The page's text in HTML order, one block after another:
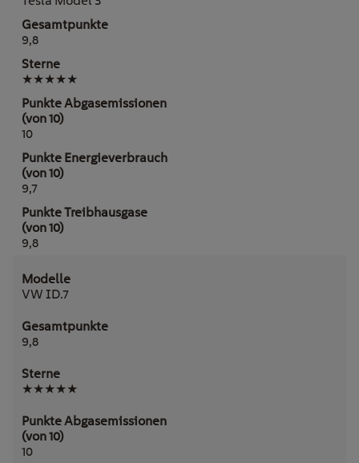
9,8
★★★★★
10
9,7
9,8
VW ID.7
9,8
★★★★★
10